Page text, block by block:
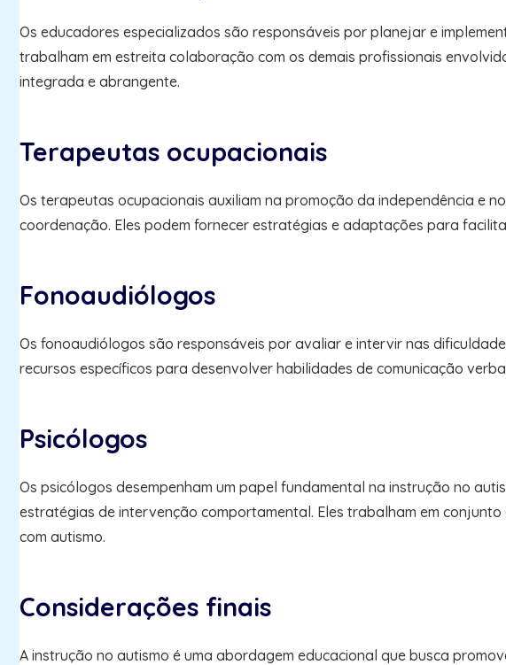
Os educadores especializados são responsáveis por planejar e
trabalham em estreita colaboração com os demais profissionais
integrada e abrangente.
Terapeutas ocupacionais
Os terapeutas ocupacionais auxiliam na promoção da independência e
coordenação. Eles podem fornecer estratégias e adaptações para
Fonoaudiólogos
Os fonoaudiólogos são responsáveis por avaliar e intervir nas
recursos específicos para desenvolver habilidades de comunicação
Psicólogos
Os psicólogos desempenham um papel fundamental na instrução no
estratégias de intervenção comportamental. Eles trabalham em
com autismo.
Considerações finais
A instrução no autismo é uma abordagem educacional que busca